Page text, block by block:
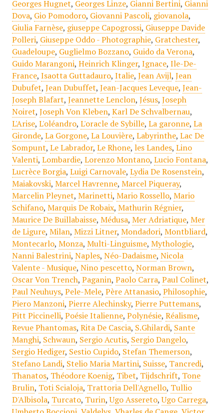
Georges Hugnet, Georges Linze, Gianni Bertini, Gianni
Dova, Gio Pomodoro, Giovanni Pascoli, giovanola,
Giulia Farnèse, giuseppe Capogrossi, Giuseppe Davide
Polleri, Giuseppe Oddo - Photographie, Gratchester,
Guadeloupe, Guglielmo Bozzano, Guido da Verona,
Guido Marangoni, Heinrich Klinger, Ignace, Ile-De-
France, Isaotta Guttadauro, Italie, Jean Avijl, Jean
Dubufet, Jean Dubuffet, Jean-Jacques Leveque, Jean-
Joseph Blafart, Jeannette Lenclon, Jésus, Joseph
Noiret, Joseph Von Kleben, Karl De Schvalbernau,
L'Arise, L'oléandro, L'oracle de Sybille, La garonne, La
Gironde, La Gorgone, La Louvière, Labyrinthe, Lac De
Sompunt, Le Labrador, Le Rhone, les Landes, Lino
Valenti, Lombardie, Lorenzo Montano, Lucio Fontana,
Lucrèce Borgia, Luigi Carnovale, Lydia De Rosenstein,
Maiakovski, Marcel Havrenne, Marcel Piqueray,
Marcelin Pleynet, Marinetti, Mario Rossello, Mario
Schifano, Marquis De Robaix, Mathurin Régnier,
Maurice De Buillabaisse, Médusa, Mer Adriatique, Mer
de Ligure, Milan, Mizzi Litner, Mondadori, Montbliard,
Montecarlo, Monza, Multi-Linguisme, Mythologie,
Nanni Balestrini, Naples, Néo-Dadaisme, Nicola
Valente - Musique, Nino pescetto, Norman Brown,
Oscar Von Trench, Paganin, Paolo Carra, Paul Colinet,
Paul Neuhuys, Pele-Mele, Père Attanasio, Philosophie,
Piero Manzoni, Pierre Alechinsky, Pierre Puttemans,
Pitt Piccinelli, Poésie Italienne, Polynésie, Réalisme,
Revue Phantomas, Rita De Cascia, S.Ghilardi, Sante
Manghi, Schwaun, Sergio Acutis, Sergio Dangelo,
Sergio Hediger, Sestio Cupido, Stefan Themerson,
Stefano Landi, Stelio Maria Martini, Suisse, Tancredi,
Thanatos, Théodore Koenig, Tibet, Tijdschrift, Tone
Brulin, Toti Scialoja, Trattoria Dell'Agnello, Tullio
D'Albisola, Turcato, Turin,Ugo Assereto,Ugo Carrega,